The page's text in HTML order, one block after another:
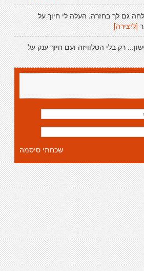
גם לך בחזרה. העלה לי חיוך על
[ליצירה]
רק בלי הטלוויזה ועם חיוך ענק על
שכחתי סיסמה